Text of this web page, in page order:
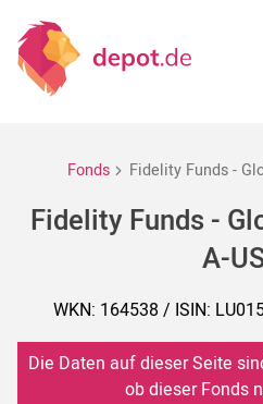
Fonds Fidelity Funds -
Fidelity Funds -
A-
WKN: 164538 / ISIN:
Die Daten auf dieser Seite
ob dieser Fonds